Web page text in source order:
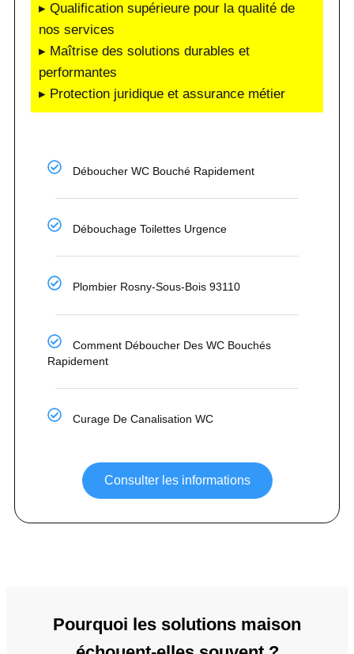
▸ Qualification supérieure pour la qualité de
nos services
▸ Maîtrise des solutions durables et
performantes
▸ Protection juridique et assurance métier
Déboucher WC Bouché Rapidement
Débouchage Toilettes Urgence
Plombier Rosny-Sous-Bois 93110
Comment Déboucher Des WC Bouchés
Rapidement
Curage De Canalisation WC
Consulter les informations
Pourquoi les solutions maison